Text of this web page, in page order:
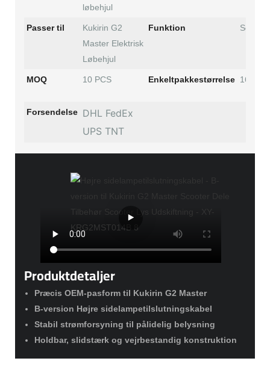
løbehjul
Passer til
Kukirin G2
Master Elektrisk
Løbehjul
Funktion
MOQ 10 PCS Enkeltpakkestørrelse
Forsendelse DHL FedEx
UPS TNT
Produktdetaljer
Præcis OEM-pasform til Kukirin G2 Master
B-version Højre sidelampetilslutningskabel
Stabil strømforsyning til pålidelig belysning
Holdbar, slidstærk og vejrbestandig konstruktion